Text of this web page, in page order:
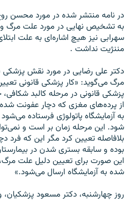
در نامه منتشر شده در مورد محسن
به تشخیص نهایی در مورد علت مرگ
سهرابی نیز هیچ اشاره‌ای به علت
مننژیت نداشت .
دکتر علی رضایی در مورد نقش پزشکی
مرگ می‌گوید: «کار پزشکی قانونی
پزشکی قانونی در مرحله کالبد
از پرده‌های مغزی که دچار عفونت
به آزمایشگاه پاتولوژی فرستاده
شود. این مرحله زمان بر است و
بلافاصله تعیین کرد مگر این که فرد
بوده و سابقه بستری شدن در
این صورت برای تعیین دلیل علت
شده به آزمایشگاه ارسال می‌شود.»
روز چهارشنبه، دکتر مسعود